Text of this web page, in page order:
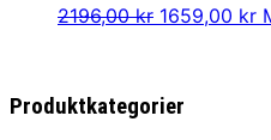
2196,00kr Det
2196,00 kr.
1659,00 kr
Produktkategorier